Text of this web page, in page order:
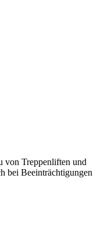
von Treppenliften und
bei Beeinträchtigungen